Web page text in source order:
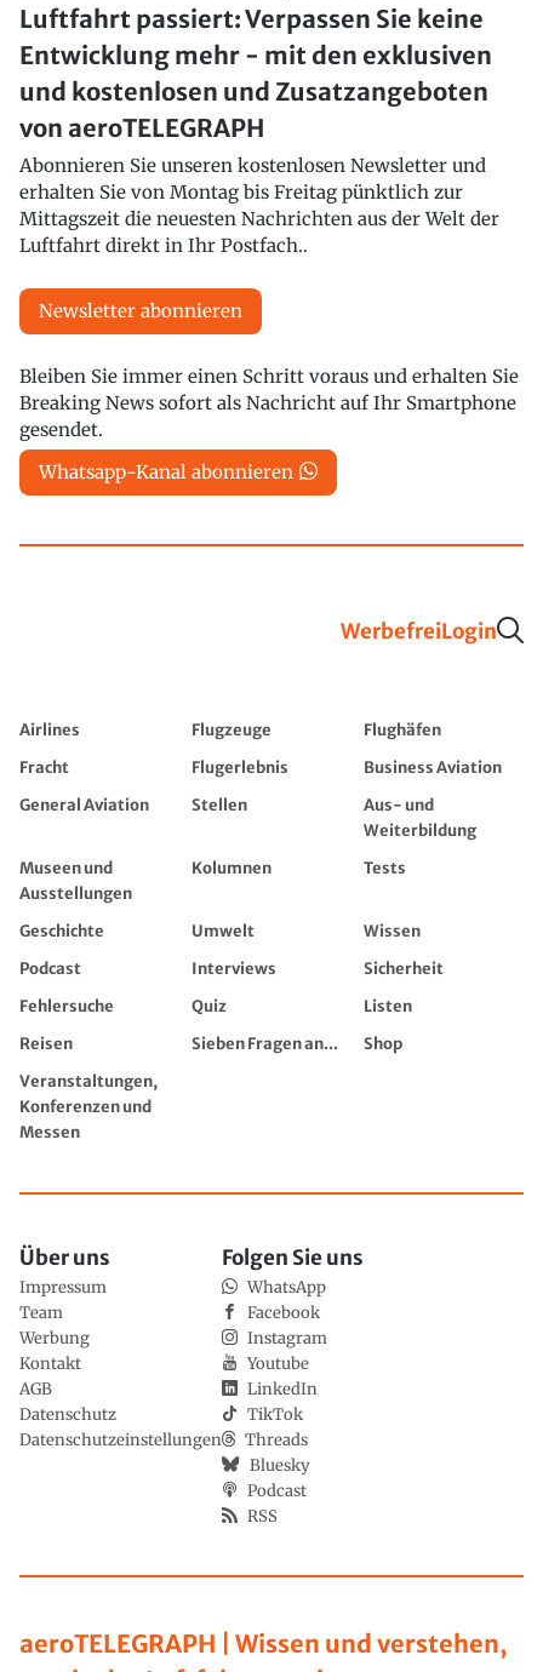
Luftfahrt passiert: Verpassen Sie keine
Entwicklung mehr - mit den exklusiven
und kostenlosen und Zusatzangeboten
von aeroTELEGRAPH
Abonnieren Sie unseren kostenlosen Newsletter und
erhalten Sie von Montag bis Freitag pünktlich zur
Mittagszeit die neuesten Nachrichten aus der Welt der
Luftfahrt direkt in Ihr Postfach..
Newsletter abonnieren
Bleiben Sie immer einen Schritt voraus und erhalten Sie
Breaking News sofort als Nachricht auf Ihr Smartphone
gesendet.
Whatsapp-Kanal abonnieren
WerbefreiLogin
Airlines Flugzeuge
Flughäfen
Fracht
Flugerlebnis
Business Aviation
General Aviation
Stellen
Aus- und
Weiterbildung
Museen und
Ausstellungen
Kolumnen Tests
Geschichte Umwelt
Wissen
Podcast
Interviews
Sicherheit
Fehlersuche
Quiz
Listen
Reisen
Sieben Fragen an...
Shop
Veranstaltungen,
Konferenzen und
Messen
aeroTELEGRAPH | Wissen und verstehen,
Über uns
Impressum
Team
Werbung
Kontakt
AGB
Datenschutz
Datenschutzeinstellungen
Folgen Sie uns
WhatsApp
Facebook
Instagram
Youtube
LinkedIn
TikTok
Threads
Bluesky
Podcast
RSS